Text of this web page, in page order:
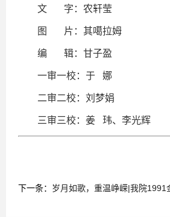
文 字：农轩莹
图 片：其噶拉姆
编 辑：甘子盈
一审一校：于 娜
二审二校：刘梦娟
三审三校：姜 玮、李光辉
下一条： 岁月如歌，重温峥嵘|我院1991金融学本